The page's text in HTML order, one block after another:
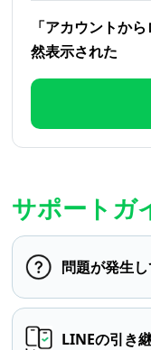
「アカウントか
然表示された
サポートガ
問題が発生
LINEの引き